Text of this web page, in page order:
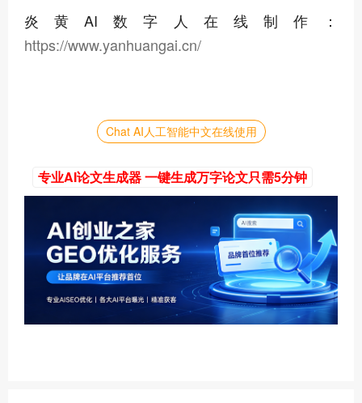
炎黄AI数字人在线制作：
https://www.yanhuangai.cn/
Chat AI人工智能中文在线使用
专业AI论文生成器 一键生成万字论文只需5分钟